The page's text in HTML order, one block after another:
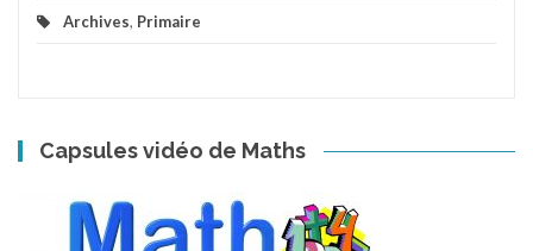
Archives, Primaire
Capsules vidéo de Maths